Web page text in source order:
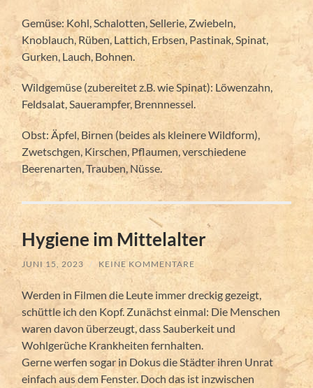
Gemüse: Kohl, Schalotten, Sellerie, Zwiebeln,
Knoblauch, Rüben, Lattich, Erbsen, Pastinak, Spinat,
Gurken, Lauch, Bohnen.
Wildgemüse (zubereitet z.B. wie Spinat): Löwenzahn,
Feldsalat, Sauerampfer, Brennnessel.
Obst: Äpfel, Birnen (beides als kleinere Wildform),
Zwetschgen, Kirschen, Pflaumen, verschiedene
Beerenarten, Trauben, Nüsse.
Hygiene im Mittelalter
JUNI 15, 2023 / KEINE KOMMENTARE
Werden in Filmen die Leute immer dreckig gezeigt,
schüttle ich den Kopf. Zunächst einmal: Die Menschen
waren davon überzeugt, dass Sauberkeit und
Wohlgerüche Krankheiten fernhalten.
Gerne werfen sogar in Dokus die Städter ihren Unrat
einfach aus dem Fenster. Doch das ist inzwischen